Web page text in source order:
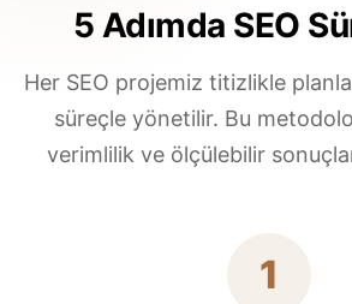
5 Adımda SEO
Her SEO projemiz titizlikle
süreçle yönetilir. Bu
verimlilik ve ölçülebilir
1